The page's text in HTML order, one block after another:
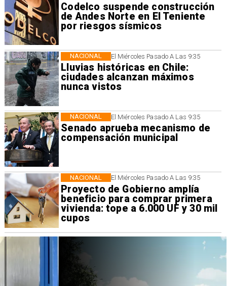
Codelco suspende construcción
de Andes Norte en El Teniente
por riesgos sísmicos
El Miércoles Pasado A Las 9:35
Lluvias históricas en Chile:
ciudades alcanzan máximos
nunca vistos
NACIONAL
El Miércoles Pasado A Las 9:35
Senado aprueba mecanismo de
compensación municipal
NACIONAL
El Miércoles Pasado A Las 9:35
Proyecto de Gobierno amplía
beneficio para comprar primera
vivienda: tope a 6.000 UF y 30 mil
cupos
NACIONAL